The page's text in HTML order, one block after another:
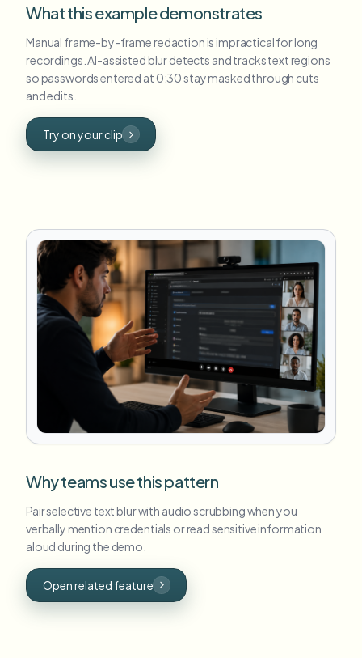
What this example demonstrates
Manual frame-by-frame redaction is impractical for long
recordings. AI-assisted blur detects and tracks text regions
so passwords entered at 0:30 stay masked through cuts
and edits.
Try on your clip
Why teams use this pattern
Pair selective text blur with audio scrubbing when you
verbally mention credentials or read sensitive information
aloud during the demo.
Open related feature